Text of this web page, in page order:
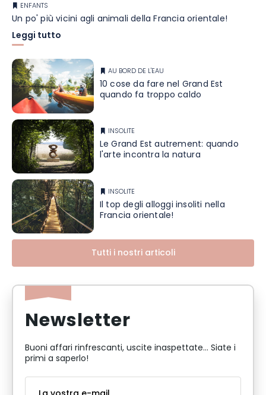
ENFANTS
Un po' più vicini agli animali della Francia orientale!
Leggi tutto
AU BORD DE L'EAU
10 cose da fare nel Grand Est
quando fa troppo caldo
INSOLITE
Le Grand Est autrement: quando
l'arte incontra la natura
INSOLITE
Il top degli alloggi insoliti nella
Francia orientale!
Tutti i nostri articoli
Newsletter
Buoni affari rinfrescanti, uscite inaspettate... Siate i
primi a saperlo!